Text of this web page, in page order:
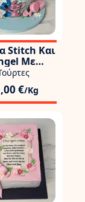
Stitch Και
Με
Και
€/Kg